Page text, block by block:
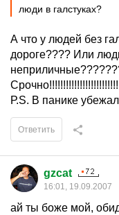
люди в галстуках?
А что у людей без
дороге???? Или
Р.S. В панике
Ответить
gzcat
16:01, 19.09.2007
ай ты боже мой,